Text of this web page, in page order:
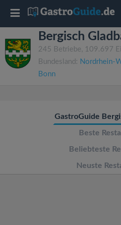
Bergisch
245 Betriebe, 109.697
Bundesland: Nordrhein-
Bonn
GastroGuide
Beste
Beliebteste
Neuste
T
o
g